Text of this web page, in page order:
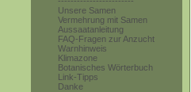
Unsere Samen
Vermehrung mit Samen
Aussaatanleitung
FAQ-Fragen zur Anzucht
Warnhinweis
Klimazone
Botanisches Wörterbuch
Link-Tipps
Danke